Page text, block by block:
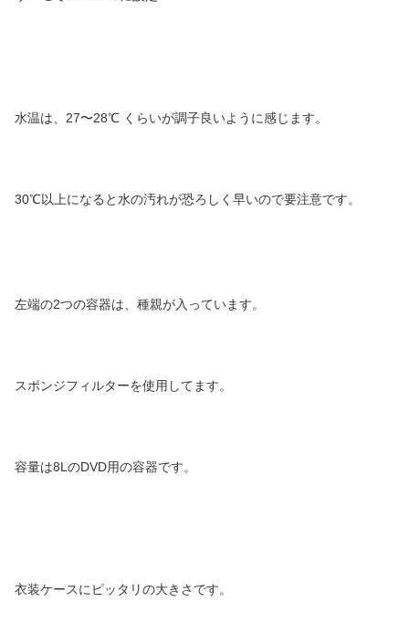
水温は、27〜28℃ くらいが調子良いように感じます。
30℃以上になると水の汚れが恐ろしく早いので要注意です。
左端の2つの容器は、種親が入っています。
スポンジフィルターを使用してます。
容量は8LのDVD用の容器です。
衣装ケースにピッタリの大きさです。